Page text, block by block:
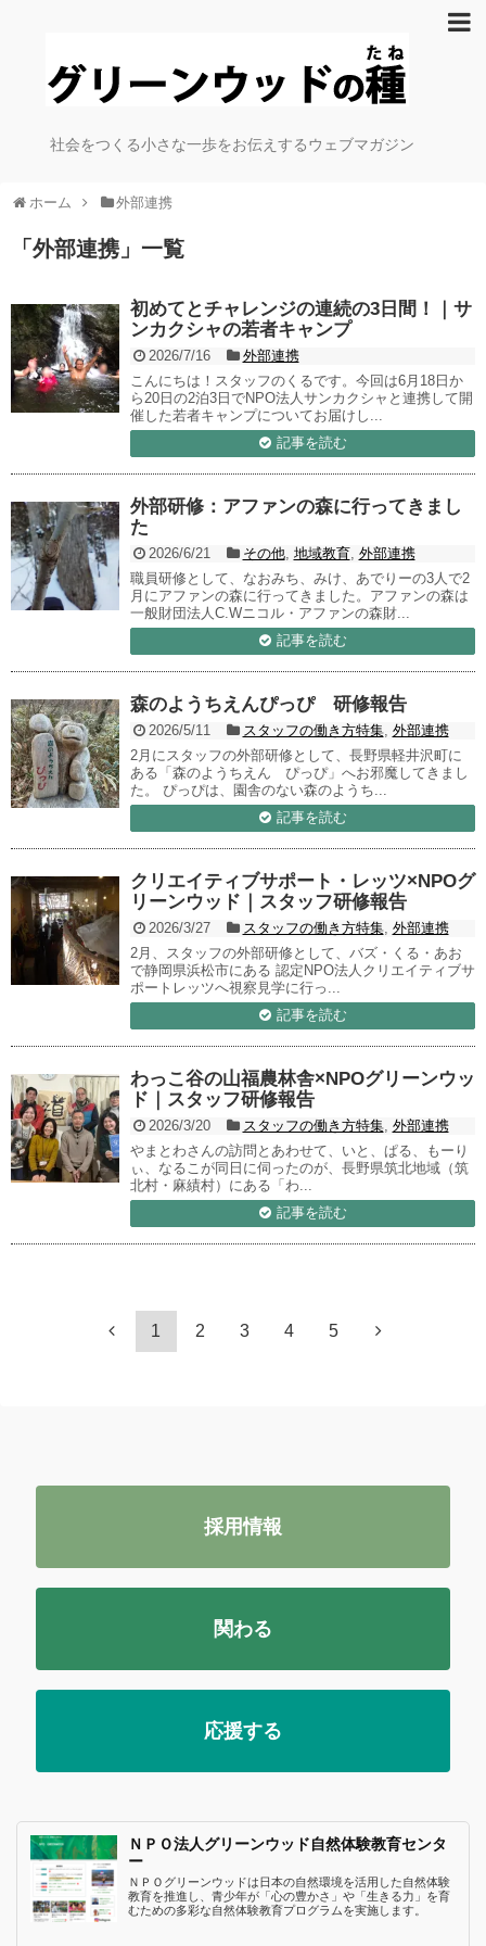
社会をつくる小さな一歩をお伝えするウェブマガジン
ホーム 外部連携
「 外部連携」 一覧
初めてとチャレンジの連続の3日間！｜サ
ンカクシャの若者キャンプ
2026/7/16
外部連携
こんにちは！スタッフのくるです。今回は6月18日か
ら20日の2泊3日でNPO法人サンカクシャと連携して開
催した若者キャンプについてお届けし...
記事を読む
外部研修：アファンの森に行ってきまし
た
2026/6/21 その他, 地域教育, 外部連携
職員研修として、なおみち、みけ、あでりーの3人で2
月にアファンの森に行ってきました。アファンの森は
一般財団法人C.Wニコル・アファンの森財...
記事を読む
森のようちえんぴっぴ 研修報告
2026/5/11 スタッフの働き方特集, 外部連携
2月にスタッフの外部研修として、長野県軽井沢町に
ある「森のようちえん ぴっぴ」へお邪魔してきまし
た。 ぴっぴは、園舎のない森のようち...
記事を読む
クリエイティブサポート・レッツ×NPOグ
リーンウッド｜スタッフ研修報告
2026/3/27 スタッフの働き方特集, 外部連携
2月、スタッフの外部研修として、バズ・くる・あお
で静岡県浜松市にある 認定NPO法人クリエイティブサ
ポートレッツへ視察見学に行っ...
記事を読む
わっこ谷の山福農林舎×NPOグリーンウッ
ド｜スタッフ研修報告
2026/3/20 スタッフの働き方特集, 外部連携
やまとわさんの訪問とあわせて、いと、ぱる、もーり
ぃ、なるこが同日に伺ったのが、長野県筑北地域（筑
北村・麻績村）にある「わ...
記事を読む
1 2 3 4 5
採用情報
関わる
応援する
ＮＰＯ法人グリーンウッド自然体験教育センタ
ー
ＮＰＯグリーンウッドは日本の自然環境を活用した自然体験
教育を推進し、青少年が「心の豊かさ」や「生きる力」を育
むための多彩な自然体験教育プログラムを実施します。